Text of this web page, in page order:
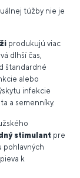
túžby nie je
produkujú viac
dlhší čas,
štandardné
alebo
infekcie
a semenníky.
stimulant pre
pohlavných
k